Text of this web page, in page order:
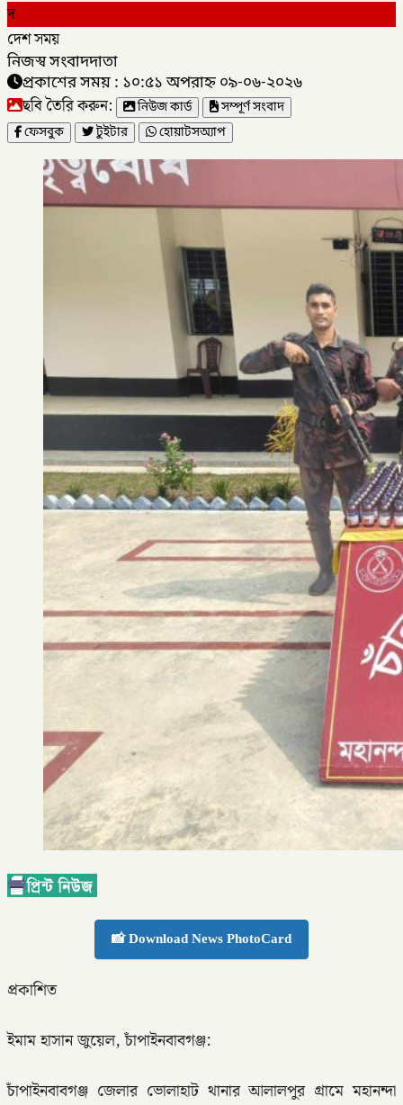
দ
দেশ সময়
নিজস্ব সংবাদদাতা
প্রকাশের সময় : ১০:৫১ অপরাহ্ন ০৯-০৬-২০২৬
ছবি তৈরি করুন: নিউজ কার্ড
সম্পূর্ণ সংবাদ
ফেসবুক
টুইটার হোয়াটসঅ্যাপ
📸 Download News PhotoCard
প্রকাশিত
ইমাম হাসান জুয়েল, চাঁপাইনবাবগঞ্জ:
চাঁপাইনবাবগঞ্জ জেলার ভোলাহাট থানার আলালপুর গ্রামে মহানন্দা